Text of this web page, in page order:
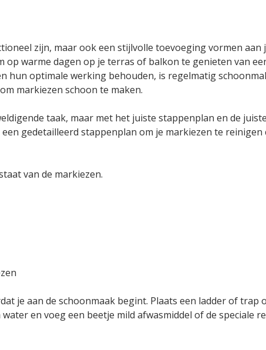
zijn, maar ook een stijlvolle toevoeging vormen aan
warme dagen op je terras of balkon te genieten van
hun optimale werking behouden, is regelmatig
markiezen schoon te maken.
taak, maar met het juiste stappenplan en de
gedetailleerd stappenplan om je markiezen te
van de markiezen.
je aan de schoonmaak begint. Plaats een ladder of trap
en voeg een beetje mild afwasmiddel of de speciale